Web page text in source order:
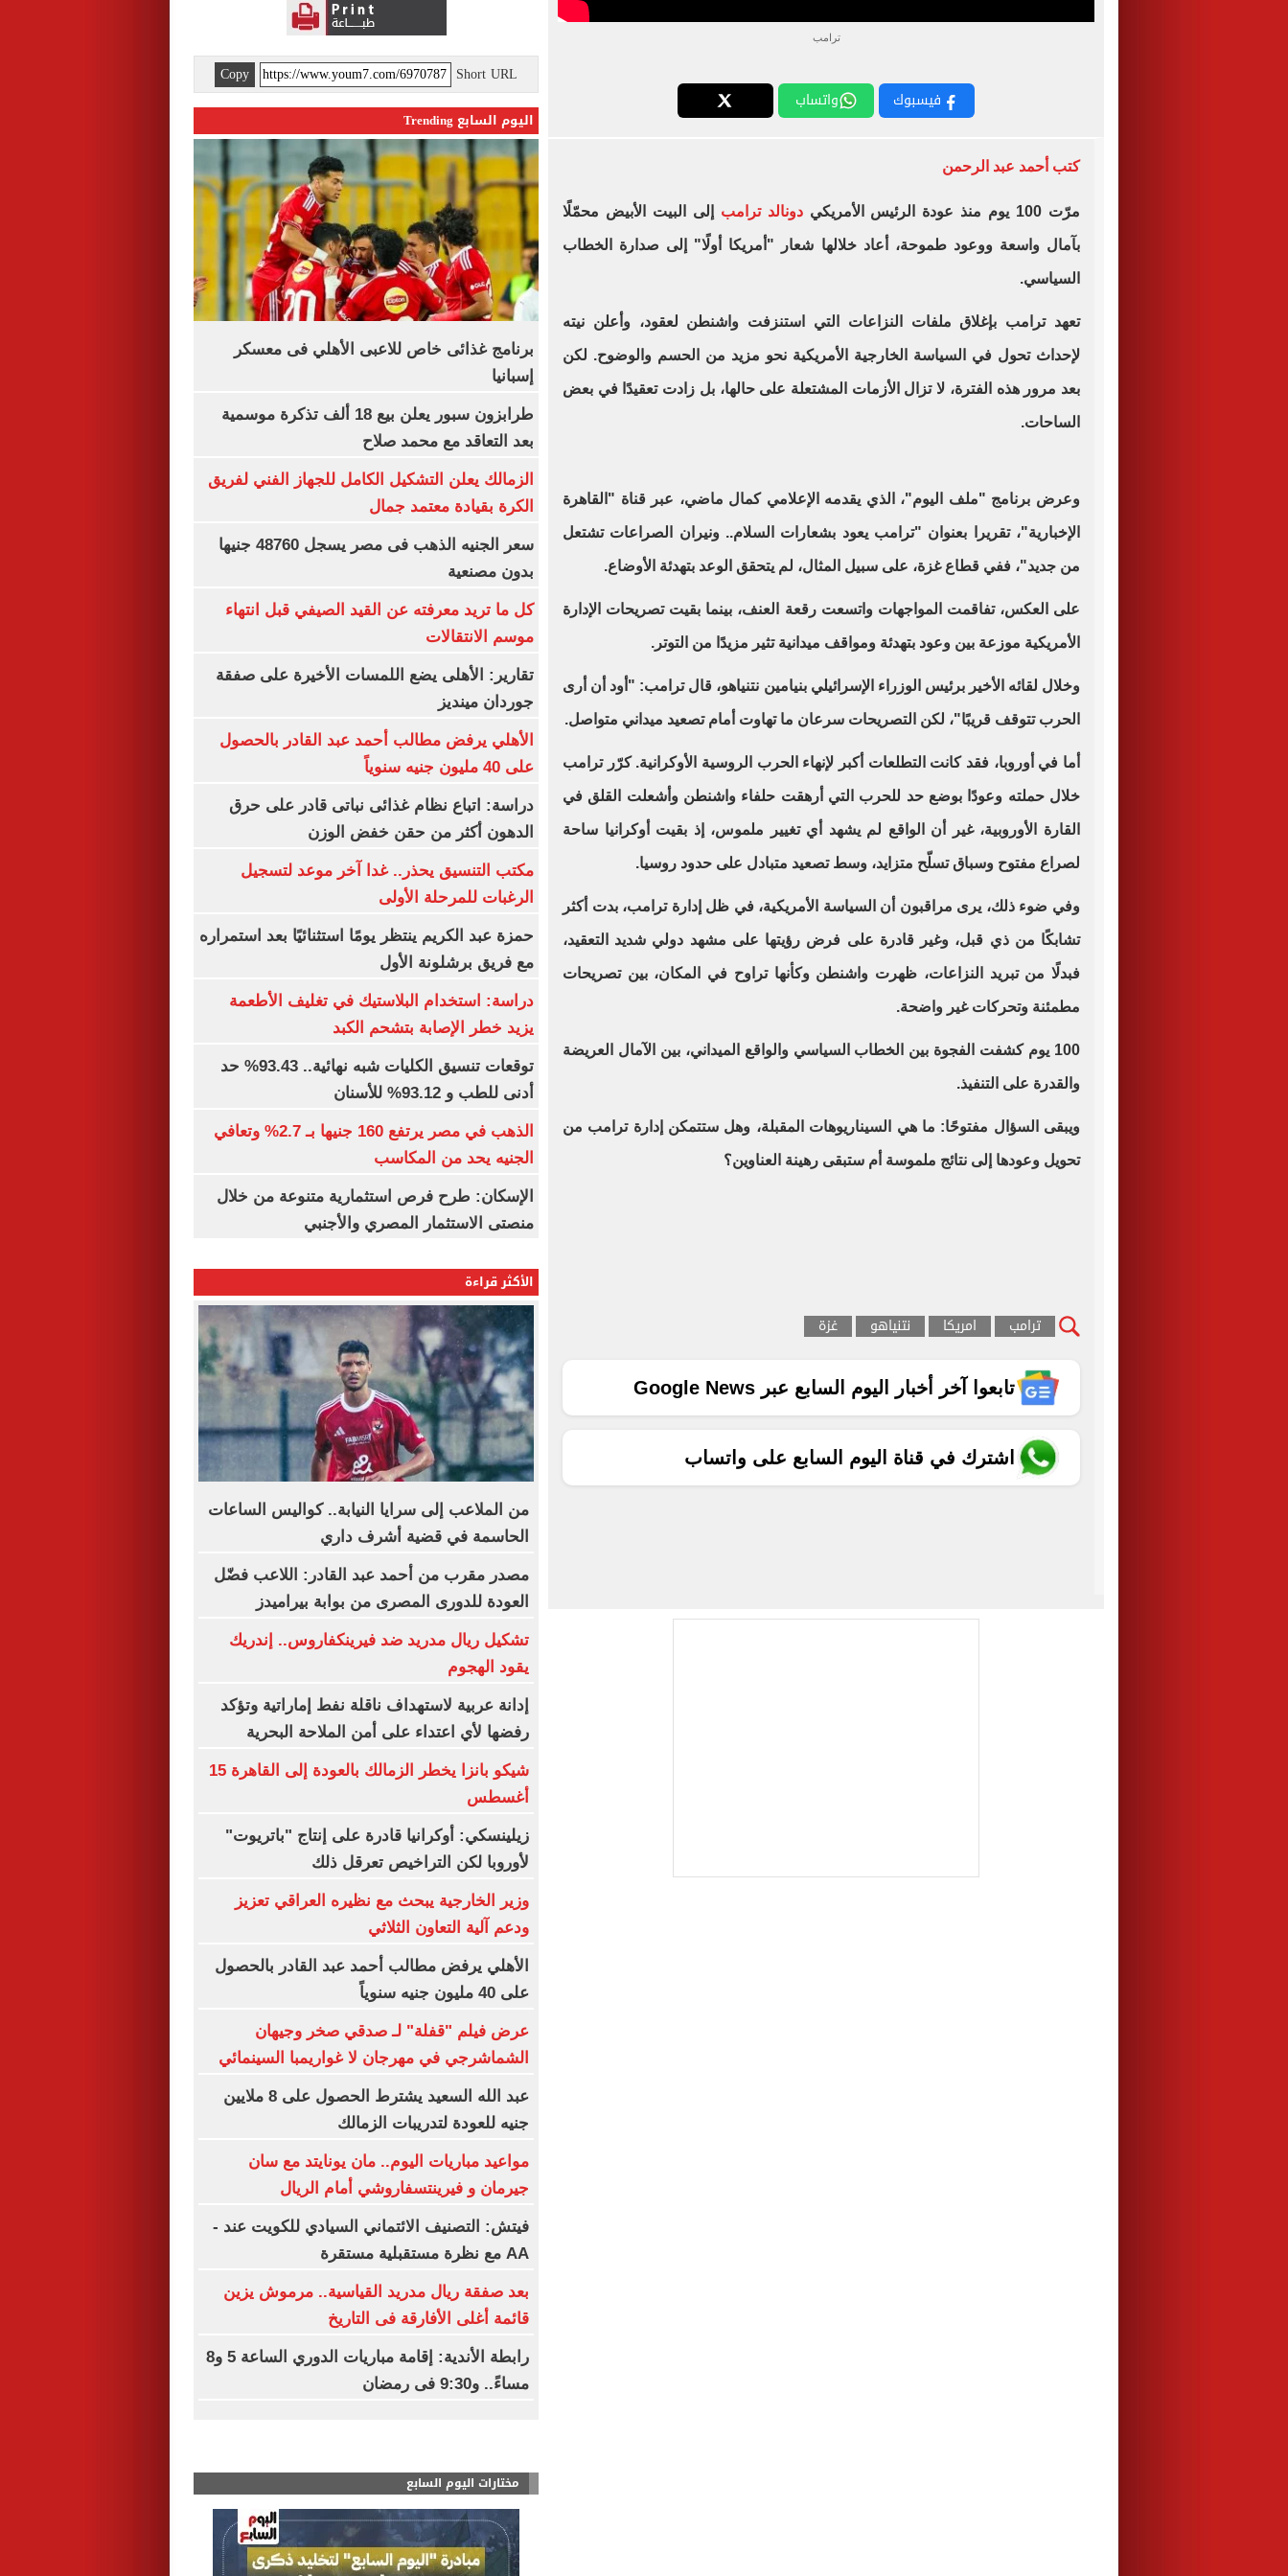
ترامب
فيسبوك واتساب
كتب أحمد عبد الرحمن
مرّت 100 يوم منذ عودة الرئيس الأمريكي دونالد ترامب إلى البيت الأبيض محمّلًا
بآمال واسعة ووعود طموحة، أعاد خلالها شعار "أمريكا أولًا" إلى صدارة الخطاب
السياسي.
تعهد ترامب بإغلاق ملفات النزاعات التي استنزفت واشنطن لعقود، وأعلن نيته
لإحداث تحول في السياسة الخارجية الأمريكية نحو مزيد من الحسم والوضوح. لكن
بعد مرور هذه الفترة، لا تزال الأزمات المشتعلة على حالها، بل زادت تعقيدًا في بعض
الساحات.
وعرض برنامج "ملف اليوم"، الذي يقدمه الإعلامي كمال ماضي، عبر قناة "القاهرة
الإخبارية"، تقريرا بعنوان "ترامب يعود بشعارات السلام.. ونيران الصراعات تشتعل
من جديد"، ففي قطاع غزة، على سبيل المثال، لم يتحقق الوعد بتهدئة الأوضاع.
على العكس، تفاقمت المواجهات واتسعت رقعة العنف، بينما بقيت تصريحات الإدارة
الأمريكية موزعة بين وعود بتهدئة ومواقف ميدانية تثير مزيدًا من التوتر.
وخلال لقائه الأخير برئيس الوزراء الإسرائيلي بنيامين نتنياهو، قال ترامب: "أود أن أرى
الحرب تتوقف قريبًا"، لكن التصريحات سرعان ما تهاوت أمام تصعيد ميداني متواصل.
أما في أوروبا، فقد كانت التطلعات أكبر لإنهاء الحرب الروسية الأوكرانية. كرّر ترامب
خلال حملته وعودًا بوضع حد للحرب التي أرهقت حلفاء واشنطن وأشعلت القلق في
القارة الأوروبية، غير أن الواقع لم يشهد أي تغيير ملموس، إذ بقيت أوكرانيا ساحة
لصراع مفتوح وسباق تسلّح متزايد، وسط تصعيد متبادل على حدود روسيا.
وفي ضوء ذلك، يرى مراقبون أن السياسة الأمريكية، في ظل إدارة ترامب، بدت أكثر
تشابكًا من ذي قبل، وغير قادرة على فرض رؤيتها على مشهد دولي شديد التعقيد،
فبدلًا من تبريد النزاعات، ظهرت واشنطن وكأنها تراوح في المكان، بين تصريحات
مطمئنة وتحركات غير واضحة.
100 يوم كشفت الفجوة بين الخطاب السياسي والواقع الميداني، بين الآمال العريضة
والقدرة على التنفيذ.
ويبقى السؤال مفتوحًا: ما هي السيناريوهات المقبلة، وهل ستتمكن إدارة ترامب من
تحويل وعودها إلى نتائج ملموسة أم ستبقى رهينة العناوين؟
ترامب امريكا نتنياهو غزة
تابعوا آخر أخبار اليوم السابع عبر Google News
اشترك في قناة اليوم السابع على واتساب
Short URL
Copy
اليوم السابع Trending
برنامج غذائى خاص للاعبى الأهلي فى معسكر
إسبانيا
طرابزون سبور يعلن بيع 18 ألف تذكرة موسمية
بعد التعاقد مع محمد صلاح
الزمالك يعلن التشكيل الكامل للجهاز الفني لفريق
الكرة بقيادة معتمد جمال
سعر الجنيه الذهب فى مصر يسجل 48760 جنيها
بدون مصنعية
كل ما تريد معرفته عن القيد الصيفي قبل انتهاء
موسم الانتقالات
تقارير: الأهلى يضع اللمسات الأخيرة على صفقة
جوردان مينديز
الأهلي يرفض مطالب أحمد عبد القادر بالحصول
على 40 مليون جنيه سنوياً
دراسة: اتباع نظام غذائى نباتى قادر على حرق
الدهون أكثر من حقن خفض الوزن
مكتب التنسيق يحذر.. غدا آخر موعد لتسجيل
الرغبات للمرحلة الأولى
حمزة عبد الكريم ينتظر يومًا استثنائيًا بعد استمراره
مع فريق برشلونة الأول
دراسة: استخدام البلاستيك في تغليف الأطعمة
يزيد خطر الإصابة بتشحم الكبد
توقعات تنسيق الكليات شبه نهائية.. 93.43% حد
أدنى للطب و 93.12% للأسنان
الذهب في مصر يرتفع 160 جنيها بـ 2.7% وتعافي
الجنيه يحد من المكاسب
الإسكان: طرح فرص استثمارية متنوعة من خلال
منصتى الاستثمار المصري والأجنبي
الأكثر قراءة
من الملاعب إلى سرايا النيابة.. كواليس الساعات
الحاسمة في قضية أشرف داري
مصدر مقرب من أحمد عبد القادر: اللاعب فضّل
العودة للدورى المصرى من بوابة بيراميدز
تشكيل ريال مدريد ضد فيرينكفاروس.. إندريك
يقود الهجوم
إدانة عربية لاستهداف ناقلة نفط إماراتية وتؤكد
رفضها لأي اعتداء على أمن الملاحة البحرية
شيكو بانزا يخطر الزمالك بالعودة إلى القاهرة 15
أغسطس
زيلينسكي: أوكرانيا قادرة على إنتاج "باتريوت"
لأوروبا لكن التراخيص تعرقل ذلك
وزير الخارجية يبحث مع نظيره العراقي تعزيز
ودعم آلية التعاون الثلاثي
الأهلي يرفض مطالب أحمد عبد القادر بالحصول
على 40 مليون جنيه سنوياً
عرض فيلم "قفلة" لـ صدقي صخر وجيهان
الشماشرجي في مهرجان لا غواريمبا السينمائي
عبد الله السعيد يشترط الحصول على 8 ملايين
جنيه للعودة لتدريبات الزمالك
مواعيد مباريات اليوم.. مان يونايتد مع سان
جيرمان و فيرينتسفاروشي أمام الريال
فيتش: التصنيف الائتماني السيادي للكويت عند -
AA مع نظرة مستقبلية مستقرة
بعد صفقة ريال مدريد القياسية.. مرموش يزين
قائمة أغلى الأفارقة فى التاريخ
رابطة الأندية: إقامة مباريات الدوري الساعة 5 و8
مساءً.. و9:30 فى رمضان
مختارات اليوم السابع